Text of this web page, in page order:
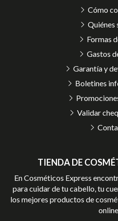
TIENDA DE
En Cosméticos Express
para cuidar de tu cabello, tu
los mejores productos de
Cómo
Quiénes
Formas
Gastos
Garantía y
Boletines
Validar